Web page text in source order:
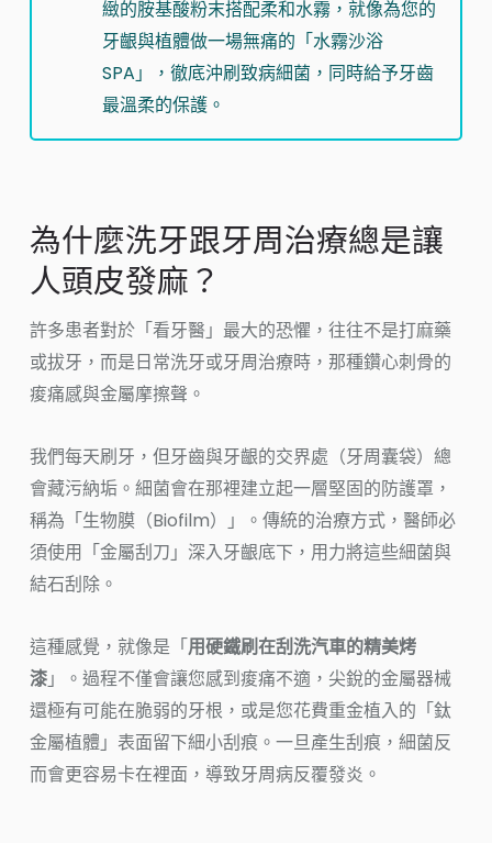
緻的胺基酸粉末搭配柔和水霧，就像為您的
牙齦與植體做一場無痛的「水霧沙浴
SPA」，徹底沖刷致病細菌，同時給予牙齒
最溫柔的保護。
為什麼洗牙跟牙周治療總是讓
人頭皮發麻？
許多患者對於「看牙醫」最大的恐懼，往往不是打麻藥
或拔牙，而是日常洗牙或牙周治療時，那種鑽心刺骨的
痠痛感與金屬摩擦聲。
我們每天刷牙，但牙齒與牙齦的交界處（牙周囊袋）總
會藏污納垢。細菌會在那裡建立起一層堅固的防護罩，
稱為「生物膜（Biofilm）」。傳統的治療方式，醫師必
須使用「金屬刮刀」深入牙齦底下，用力將這些細菌與
結石刮除。
這種感覺，就像是「用硬鐵刷在刮洗汽車的精美烤
漆」。過程不僅會讓您感到痠痛不適，尖銳的金屬器械
還極有可能在脆弱的牙根，或是您花費重金植入的「鈦
金屬植體」表面留下細小刮痕。一旦產生刮痕，細菌反
而會更容易卡在裡面，導致牙周病反覆發炎。